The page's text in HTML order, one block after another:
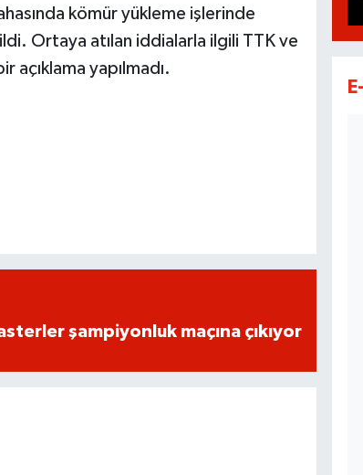
kömür yükleme işlerinde
Ortaya atılan iddialarla ilgili TTK ve
açıklama yapılmadı.
şampiyonluk maçına çıkıyor